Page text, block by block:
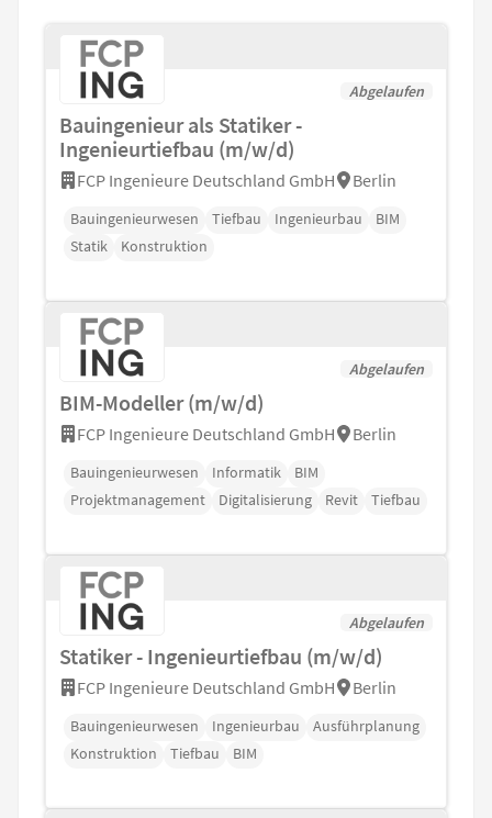
Abgelaufen
Bauingenieur als Statiker -
Ingenieurtiefbau (m/w/d)
FCP Ingenieure Deutschland GmbH Berlin
Bauingenieurwesen Tiefbau Ingenieurbau
BIM
Statik
Konstruktion
Abgelaufen
BIM-Modeller (m/w/d)
FCP Ingenieure Deutschland GmbH Berlin
Bauingenieurwesen Informatik
BIM
Projektmanagement
Digitalisierung Revit Tiefbau
Abgelaufen
Statiker - Ingenieurtiefbau (m/w/d)
FCP Ingenieure Deutschland GmbH Berlin
Bauingenieurwesen Ingenieurbau
Ausführplanung
Konstruktion
Tiefbau BIM